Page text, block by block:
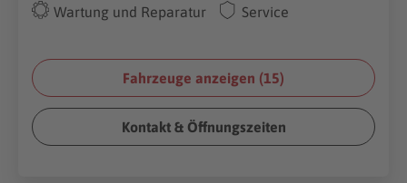
Wartung und Reparatur
Service
Fahrzeuge anzeigen (15)
Kontakt & Öffnungszeiten